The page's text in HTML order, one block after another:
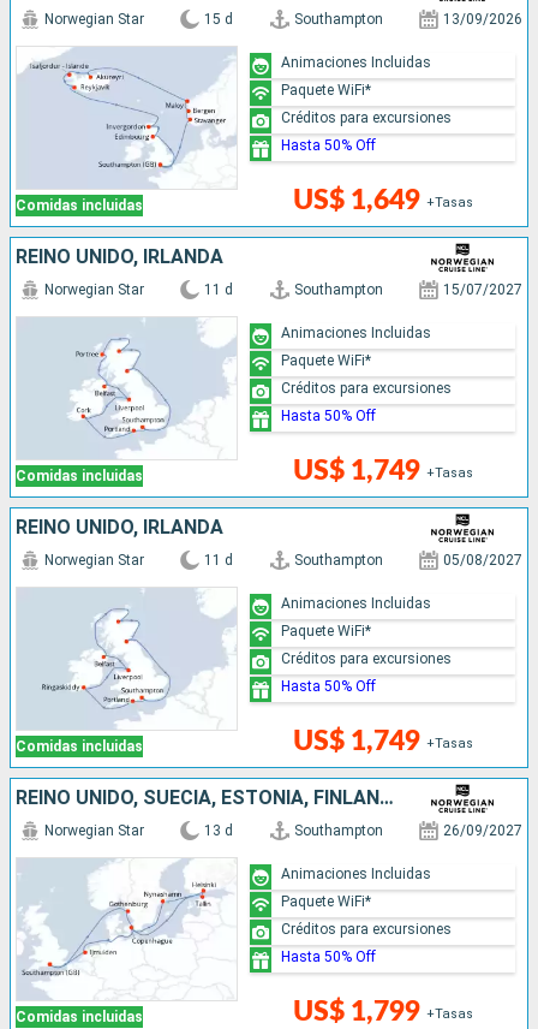
Comidas incluidas
Norwegian Star 15 d Southampton 13/09/2026
US$ 1,649 +Tasas
Animaciones Incluidas
Paquete WiFi*
Créditos para excursiones
Hasta 50% Off
REINO UNIDO, IRLANDA
Comidas incluidas
Norwegian Star 11 d Southampton 15/07/2027
US$ 1,749 +Tasas
Animaciones Incluidas
Paquete WiFi*
Créditos para excursiones
Hasta 50% Off
REINO UNIDO, IRLANDA
Comidas incluidas
Norwegian Star 11 d Southampton 05/08/2027
US$ 1,749 +Tasas
Animaciones Incluidas
Paquete WiFi*
Créditos para excursiones
Hasta 50% Off
REINO UNIDO, SUECIA, ESTONIA, FINLANDIA, DINAMARCA, PAISES BAJOS
Comidas incluidas
Norwegian Star 13 d Southampton 26/09/2027
US$ 1,799 +Tasas
Animaciones Incluidas
Paquete WiFi*
Créditos para excursiones
Hasta 50% Off